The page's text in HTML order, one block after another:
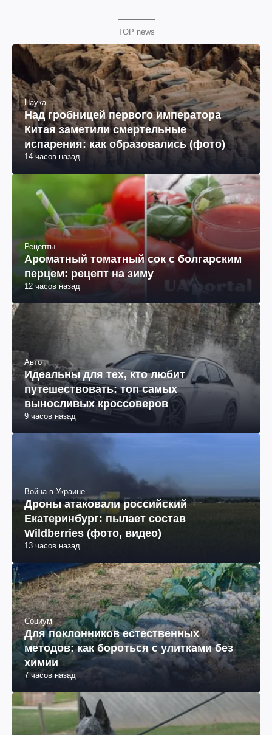
TOP news
Наука
Над гробницей первого императора
Китая заметили смертельные
испарения: как образовались (фото)
14 часов назад
Рецепты
Ароматный томатный сок с болгарским
перцем: рецепт на зиму
12 часов назад
Авто
Идеальны для тех, кто любит
путешествовать: топ самых
выносливых кроссоверов
9 часов назад
Война в Украине
Дроны атаковали российский
Екатеринбург: пылает состав
Wildberries (фото, видео)
13 часов назад
Социум
Для поклонников естественных
методов: как бороться с улитками без
химии
7 часов назад